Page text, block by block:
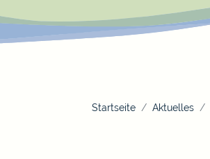
Startseite Aktuelles